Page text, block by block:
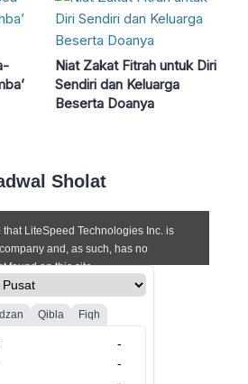
Niat Zakat Fitrah untuk Diri
Sendiri dan Keluarga
Beserta Doanya
Sholat